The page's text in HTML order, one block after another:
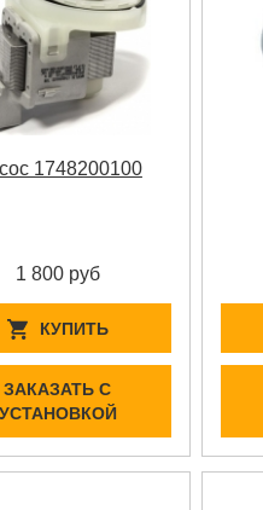
1748200100
1 800 руб
КУПИТЬ
ЗАКАЗАТЬ С
УСТАНОВКОЙ